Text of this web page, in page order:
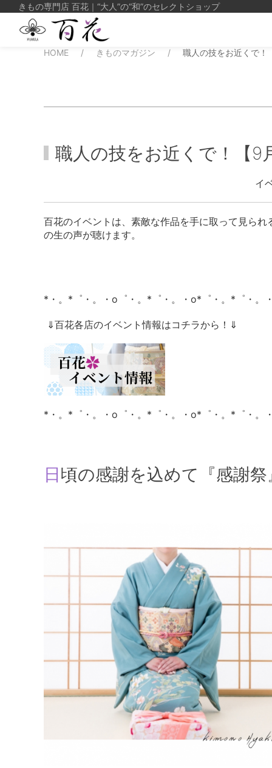
きもの専門店 百花｜“大人”の“和”のセレクトショップ
HOME きものマガジン 職人の技をお近くで！
職人の技をお近くで！【9
イ
百花のイベントは、素敵な作品を手に取って見ら
の生の声が聴けます。
*・。*゜・。・o゜・。*゜・。・o*゜・。*゜・。
⇓百花各店のイベント情報はコチラから！⇓
*・。*゜・。・o゜・。*゜・。・o*゜・。*゜・。
日頃の感謝を込めて『感謝祭